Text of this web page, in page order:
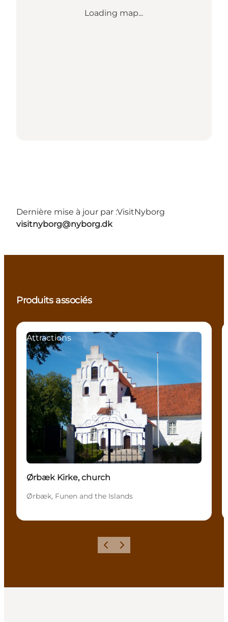
Loading map...
Dernière mise à jour par :VisitNyborg
visitnyborg@nyborg.dk
Produits associés
Attractions
Ørbæk Kirke, church
Ørbæk, Funen and the Islands
PrécédentSuivant